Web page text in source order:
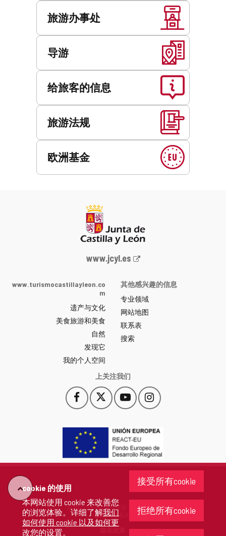
cookie 的使用
本网站使用 cookie 来改善您
的浏览体验。详细了解我们
如何使用 cookie 以及如何更
改您的设置。
接受所有cookie
拒绝所有cookie
旅游办事处
导游
给旅客的信息
旅游法规
欧洲基金
Junta
y
León
网
站
门
户
-
www.jcyl.es
www.turismocastillayleon.co
m
遗产与文化
美食旅游和美食
自然
发现它
我的个人空间
其他感兴趣的信息
专业领域
网站地图
联系表
搜索
上关注我们
Facebook
此
链
会
打
开
一
口。
此
链
一
口。
YouTube
此
链
会
打
开
一
个
窗
口。
Instagram
此
链
会
开
一
个
新
窗
口。
"回
去"
版权 2026 - 卡斯蒂利亚-莱昂省政府
保留所有权利